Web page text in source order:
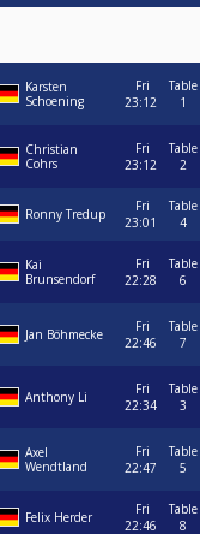
Karsten
Schoening
Fri
23:12
Table
1
Christian
Cohrs
Fri
23:12
Table
2
Ronny Tredup
Fri
23:01
Table
4
Kai
Brunsendorf
Fri
22:28
Table
6
Jan Böhmecke
Fri
22:46
Table
7
Anthony Li
Fri
22:34
Table
3
Axel
Wendtland
Fri
22:47
Table
5
Felix Herder
Fri
22:46
Table
8